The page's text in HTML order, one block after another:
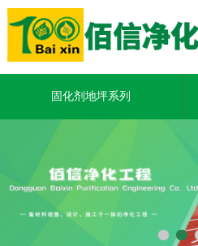
固化剂地坪系列